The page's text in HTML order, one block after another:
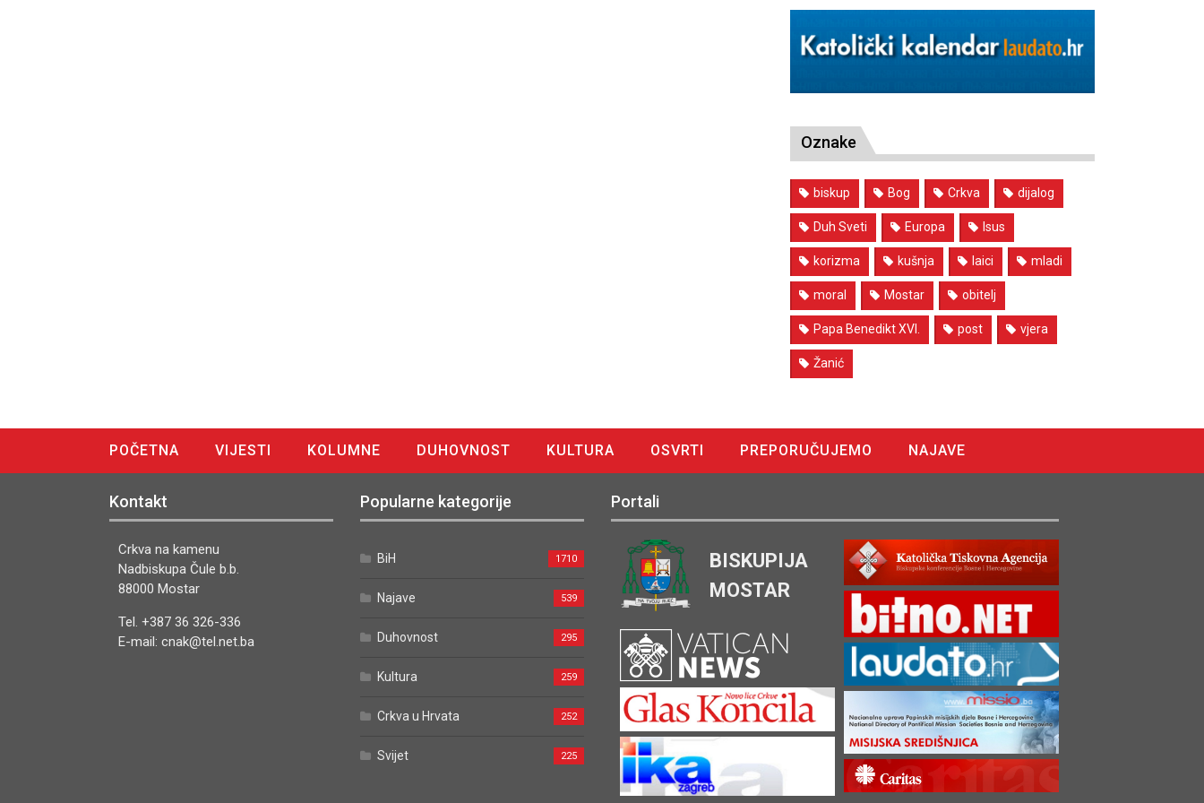
Oznake
biskup Bog Crkva dijalog
Duh Sveti Europa Isus
korizma kušnja laici mladi
moral Mostar obitelj
Papa Benedikt XVI. post vjera
Žanić
POČETNA VIJESTI KOLUMNE DUHOVNOST KULTURA OSVRTI PREPORUČUJEMO
NAJAVE
Kontakt
Crkva na kamenu
Nadbiskupa Čule b.b.
88000 Mostar
Tel. +387 36 326-336
E-mail: cnak@tel.net.ba
Popularne kategorije
BiH 1710
Najave 539
Duhovnost 295
Kultura 259
Crkva u Hrvata 252
Svijet 225
Portali
BISKUPIJA
MOSTAR